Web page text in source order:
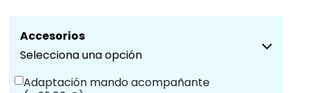
Accesorios
Selecciona una opción
Adaptación mando acompañante